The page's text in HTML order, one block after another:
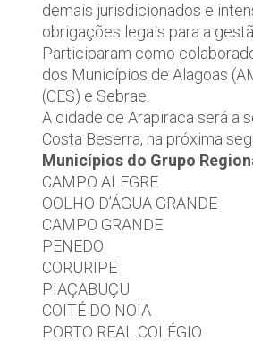
demais jurisdicionados e
obrigações legais para a
Participaram como
dos Municípios de Alagoas
(CES) e Sebrae.
A cidade de Arapiraca será a
Costa Beserra, na próxima
Municípios do Grupo
CAMPO ALEGRE
OOLHO D’ÁGUA GRANDE
CAMPO GRANDE
PENEDO
CORURIPE
PIAÇABUÇU
COITÉ DO NOIA
PORTO REAL COLÉGIO